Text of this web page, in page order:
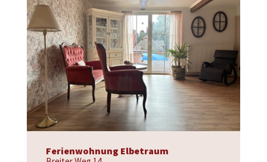
Ferienwohnung Elbetraum